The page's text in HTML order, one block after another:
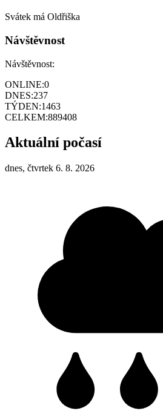
Svátek má Oldřiška
Návštěvnost
Návštěvnost:
ONLINE:0
DNES:237
TÝDEN:1463
CELKEM:889408
Aktuální počasí
dnes, čtvrtek 6. 8. 2026